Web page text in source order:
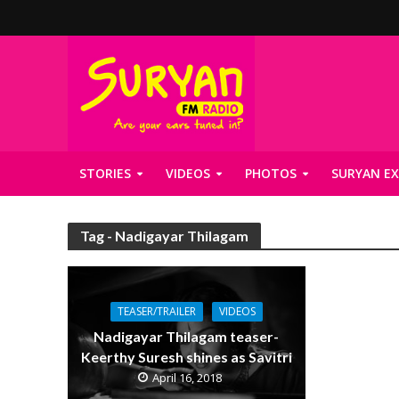
STORIES VIDEOS PHOTOS SURYAN
Tag - Nadigayar Thilagam
TEASER/TRAILER VIDEOS
Nadigayar Thilagam teaser-
Keerthy Suresh shines as Savitri
April 16, 2018